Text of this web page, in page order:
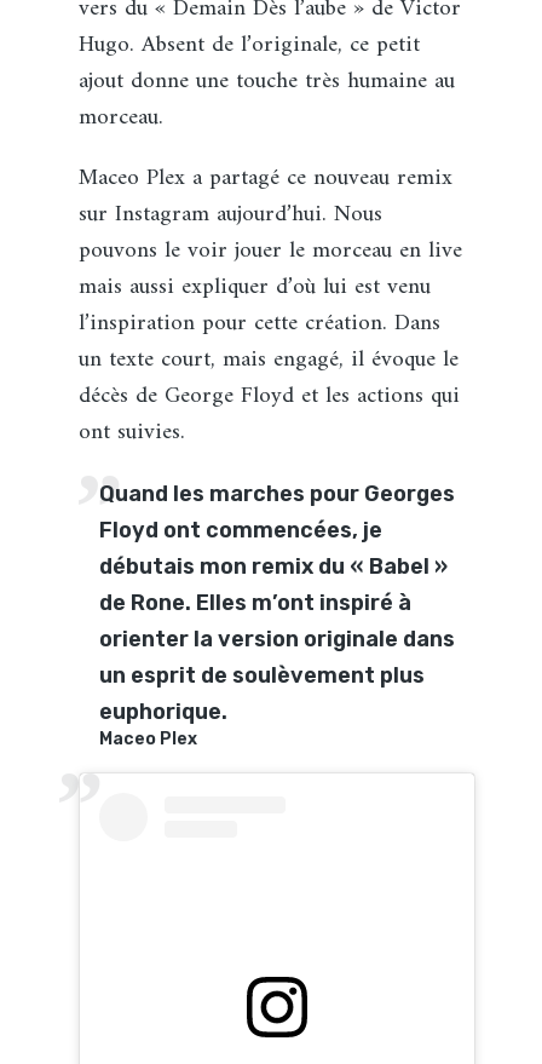
vers du « Demain Dès l’aube » de Victor
Hugo. Absent de l’originale, ce petit
ajout donne une touche très humaine au
morceau.
Maceo Plex a partagé ce nouveau remix
sur Instagram aujourd’hui. Nous
pouvons le voir jouer le morceau en live
mais aussi expliquer d’où lui est venu
l’inspiration pour cette création. Dans
un texte court, mais engagé, il évoque le
décès de George Floyd et les actions qui
ont suivies.
Quand les marches pour Georges
Floyd ont commencées, je
débutais mon remix du « Babel »
de Rone. Elles m’ont inspiré à
orienter la version originale dans
un esprit de soulèvement plus
euphorique.
Maceo Plex